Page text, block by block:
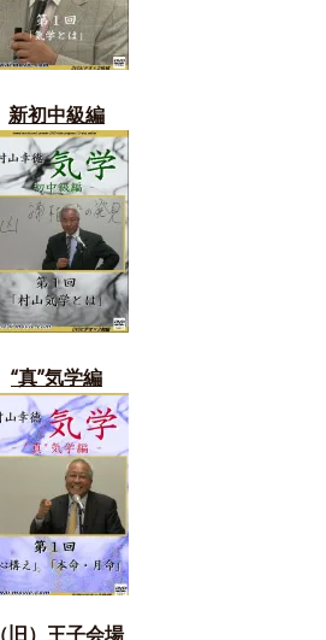
新初中級編
“真”気学編
（旧） 王子会場